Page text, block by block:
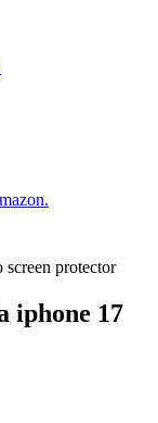
protector
iphone 17